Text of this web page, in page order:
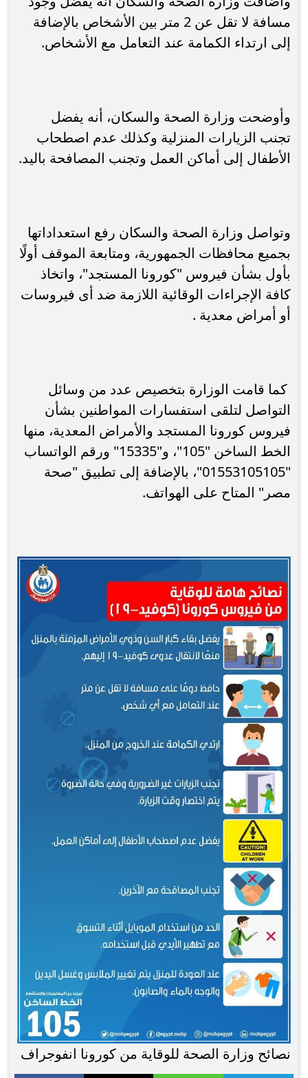
مسافة لا تقل عن 2 متر بين الأشخاص بالإضافة
إلى ارتداء الكمامة عند التعامل مع الأشخاص.
وأوضحت وزارة الصحة والسكان، أنه يفضل
تجنب الزيارات المنزلية وكذلك عدم اصطحاب
الأطفال إلى أماكن العمل وتجنب المصافحة باليد.
وتواصل وزارة الصحة والسكان رفع استعداداتها
بجميع محافظات الجمهورية، ومتابعة الموقف أولًا
بأول بشأن فيروس "كورونا المستجد"، واتخاذ
كافة الإجراءات الوقائية اللازمة ضد أى فيروسات
أو أمراض معدية .
كما قامت الوزارة بتخصيص عدد من وسائل
التواصل لتلقى استفسارات المواطنين بشأن
فيروس كورونا المستجد والأمراض المعدية، منها
الخط الساخن "105"، و"15335" ورقم الواتساب
"01553105105"، بالإضافة إلى تطبيق "صحة
مصر" المتاح على الهواتف.
نصائح وزارة الصحة للوقاية من كورونا انفوجراف